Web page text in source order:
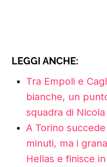
LEGGI ANCHE:
Tra Empoli e
bianche, un
squadra di Nicola
A Torino
minuti, ma i
Hellas e finisce